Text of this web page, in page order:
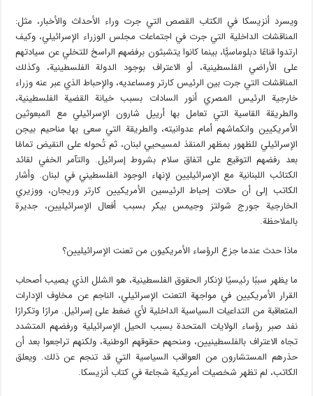
ويسرد أنزيسكا في الكتاب القصص التي جرت وراء الأحداث والأخبار، مثل:
المناقشات الداخلية التي جرت في اجتماعات مجلس الوزراء الإسرائيلي، وكيف
ارتدوا قناعًا دبلوماسيًّا، بينما كانوا يتشبثون برفضهم الراسخ للتخلي عن سيادتهم
على الأراضي الفلسطينية، أو الاعتراف بوجود الدولة الفلسطينية، وكذلك
المناقشات التي جرت بين الرئيس كارتر ومساعديه، والإحباط الذي عبر عنه وزراء
خارجية الرئيس المصري أنور السادات بسبب خيانة القضية الفلسطينية،
والطريقة القاسية التي تعامل بها أرييل شارون الإسرائيلي مع المبعوثين
الأمريكيين وانكماشهم أمام عدوانيته، والطريقة التي سعى بها مناحيم بيجن
الإسرائيلي للظهور بمظهر المنقذ لمسيحيي لبنان، ثم تُحوله على النقيض تمامًا
بعد رفضهم التوقيع على اتفاق سلام بشروط إسرائيل. والتآمر الخفي لقائد
الكتائب اللبنانية مع الإسرائيليين لإنهاء الوجود الفلسطيني في لبنان. وأشار
الكاتب إلى أن حالات إحباط الرئيسين الأمريكيين كارتر وريجان، ووزيري
الخارجية جورج شولتز وجيمس بيكر بسبب أفعال الإسرائيليين، جديرة
بالملاحظة.
ماذا حدث عندما جزع الرؤساء الأمريكيون من تعنت الإسرائيليين؟
ما يظهر سببًا رئيسيًا لإنكار الحقوق الفلسطينية، هو الشلل الذي يصيب أصحاب
القرار الأمريكيين في مواجهة التعنت الإسرائيلي، الناجم عن مخاوف الإدارات
المتعاقبة من التداعيات السياسية الداخلية لأي ضغط على إسرائيل. مرارًا وتكرارًا
نفد صبر رؤساء الولايات المتحدة بسبب الحيل الإسرائيلية ورفضهم المتشدد
تجاه الاعتراف بالفلسطينيين، ومنحهم حقوقهم الوطنية، ولكنهم تراجعوا بعد أن
حذرهم المستشارون من العواقب السياسية التي قد تنجم عن ذلك. ويعلق
الكاتب، لم تظهر شخصيات أمريكية شجاعة في كتاب أنزيسكا.